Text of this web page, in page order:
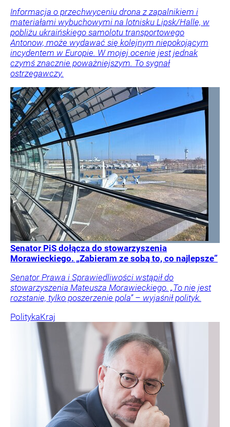
Informacja o przechwyceniu drona z zapalnikiem i
materiałami wybuchowymi na lotnisku Lipsk/Halle, w
pobliżu ukraińskiego samolotu transportowego
Antonow, może wydawać się kolejnym niepokojącym
incydentem w Europie. W mojej ocenie jest jednak
czymś znacznie poważniejszym. To sygnał
ostrzegawczy.
Senator PiS dołącza do stowarzyszenia
Morawieckiego. „Zabieram ze sobą to, co najlepsze”
Senator Prawa i Sprawiedliwości wstąpił do
stowarzyszenia Mateusza Morawieckiego. „To nie jest
rozstanie, tylko poszerzenie pola” – wyjaśnił polityk.
PolitykaKraj